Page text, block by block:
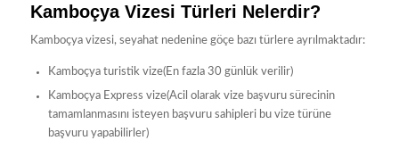
Kamboçya Vizesi Türleri Nelerdir?
Kamboçya vizesi, seyahat nedenine göçe bazı türlere ayrılmaktadır:
Kamboçya turistik vize(En fazla 30 günlük verilir)
Kamboçya Express vize(Acil olarak vize başvuru sürecinin
tamamlanmasını isteyen başvuru sahipleri bu vize türüne
başvuru yapabilirler)